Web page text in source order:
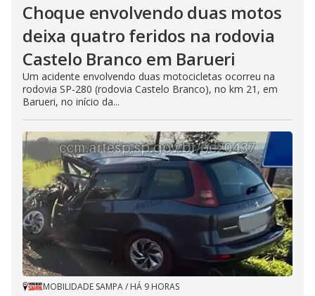
Choque envolvendo duas motos
deixa quatro feridos na rodovia
Castelo Branco em Barueri
Um acidente envolvendo duas motocicletas ocorreu na
rodovia SP-280 (rodovia Castelo Branco), no km 21, em
Barueri, no início da...
MOBILIDADE SAMPA/ HÁ 9 HORAS